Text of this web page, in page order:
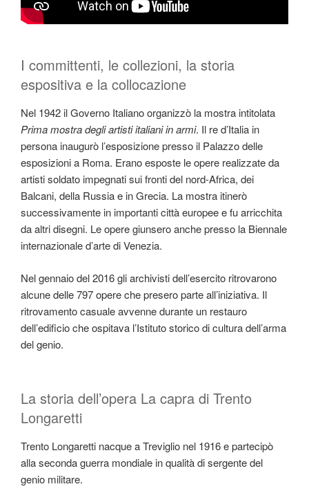
I committenti, le collezioni, la storia
espositiva e la collocazione
Nel 1942 il Governo Italiano organizzò la mostra intitolata
Prima mostra degli artisti italiani in armi. Il re d’Italia in
persona inaugurò l’esposizione presso il Palazzo delle
esposizioni a Roma. Erano esposte le opere realizzate da
artisti soldato impegnati sui fronti del nord-Africa, dei
Balcani, della Russia e in Grecia. La mostra itinerò
successivamente in importanti città europee e fu arricchita
da altri disegni. Le opere giunsero anche presso la Biennale
internazionale d’arte di Venezia.
Nel gennaio del 2016 gli archivisti dell’esercito ritrovarono
alcune delle 797 opere che presero parte all’iniziativa. Il
ritrovamento casuale avvenne durante un restauro
dell’edificio che ospitava l’Istituto storico di cultura dell’arma
del genio.
La storia dell’opera La capra di Trento
Longaretti
Trento Longaretti nacque a Treviglio nel 1916 e partecipò
alla seconda guerra mondiale in qualità di sergente del
genio militare.